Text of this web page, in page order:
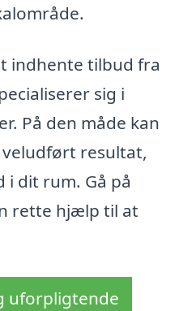
indhente tilbud fra
sig i
På den måde kan
resultat,
i dit rum. Gå på
rette hjælp til at
uforpligtende